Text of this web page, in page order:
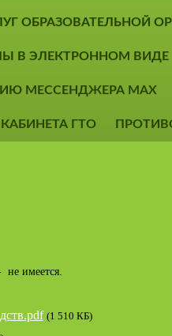
ОБРАЗОВАТЕЛЬНОЙ
В ЭЛЕКТРОННОМ ВИДЕ
МЕССЕНДЖЕРА MAX
ГТО
не имеется.
(1 510 КБ)